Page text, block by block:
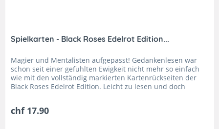
Spielkarten - Black Roses Edelrot Edition...
Magier und Mentalisten aufgepasst! Gedankenlesen war
schon seit einer gefühlten Ewigkeit nicht mehr so einfach
wie mit den vollständig markierten Kartenrückseiten der
Black Roses Edelrot Edition. Leicht zu lesen und doch
chf 17.90